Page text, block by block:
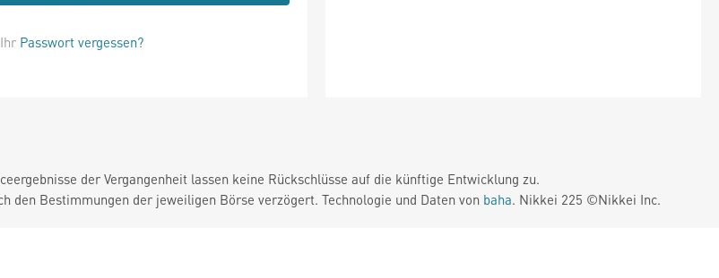
Passwort vergessen?
der Vergangenheit lassen keine Rückschlüsse auf die künftige Entwicklung zu.
den Bestimmungen der jeweiligen Börse verzögert. Technologie und Daten von baha. Nikkei 225 ©Nikkei Inc.